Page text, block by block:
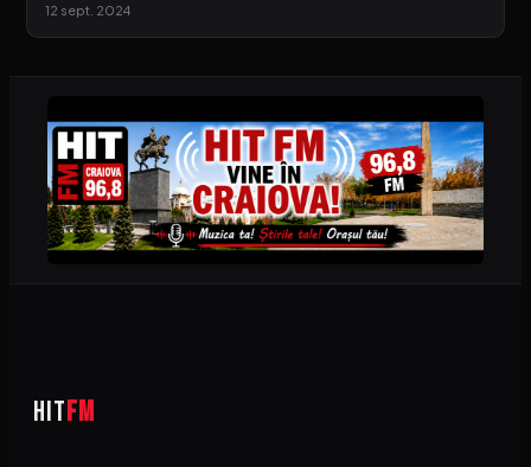
12 sept. 2024
HITFM